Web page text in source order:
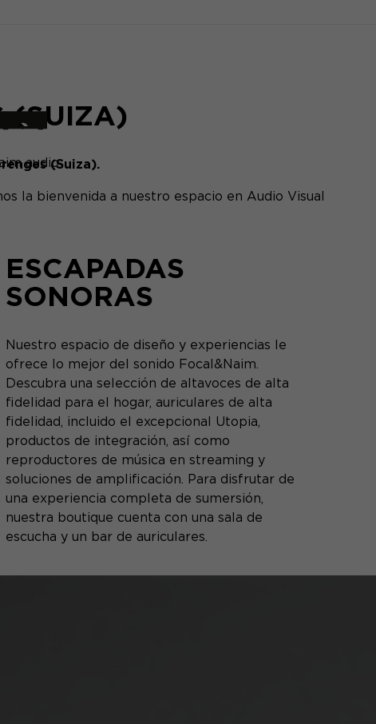
(SUIZA)
(Suiza).
audio
la bienvenida a nuestro espacio en Audio Visual
ESCAPADAS
SONORAS
Nuestro espacio de diseño y experiencias le
ofrece lo mejor del sonido Focal&Naim.
Descubra una selección de altavoces de alta
fidelidad para el hogar, auriculares de alta
fidelidad, incluido el excepcional Utopia,
productos de integración, así como
reproductores de música en streaming y
soluciones de amplificación. Para disfrutar de
una experiencia completa de sumersión,
nuestra boutique cuenta con una sala de
escucha y un bar de auriculares.